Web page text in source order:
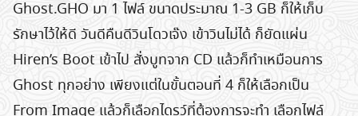
Ghost.GHO มา 1 ไฟล์ ขนาดประมาณ 1-3 GB ก็ให้เก็บ
รักษาไว้ให้ดี วันดีคืนดีวินโดวเจ๊ง เข้าวินไม่ได้ ก็ยัดแผ่น
Hiren’s Boot เข้าไป สั่งบูทจาก CD แล้วก็ทำเหมือนการ
Ghost ทุกอย่าง เพียงแต่ในขั้นตอนที่ 4 ก็ให้เลือกเป็น
From Image แล้วก็เลือกไดรว์ที่ต้องการจะทำ เลือกไฟล์